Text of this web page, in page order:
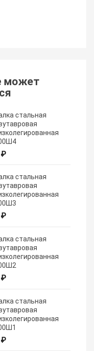
может
стальная
₽
стальная
₽
стальная
₽
стальная
₽